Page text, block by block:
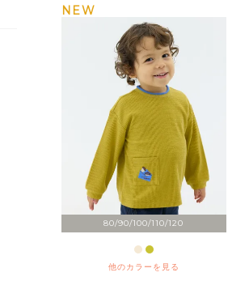
80/90/100/110/120
他のカラーを見る
NEW